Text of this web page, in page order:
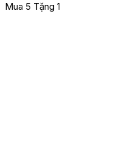
Mua 5 Tặng 1